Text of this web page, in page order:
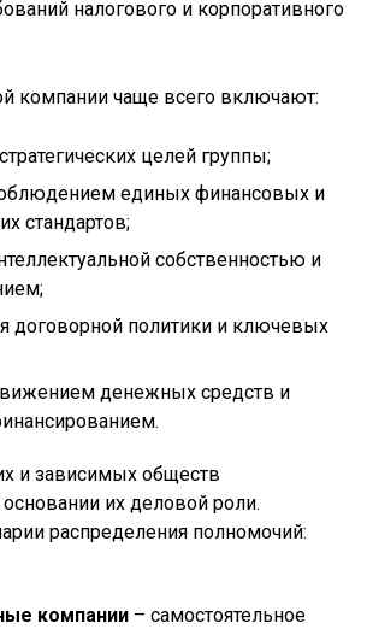
налогового и корпоративного
компании чаще всего включают:
целей группы;
единых финансовых и
стандартов;
собственностью и
договорной политики и ключевых
денежных средств и
и зависимых обществ
их деловой роли.
распределения полномочий:
компании – самостоятельное